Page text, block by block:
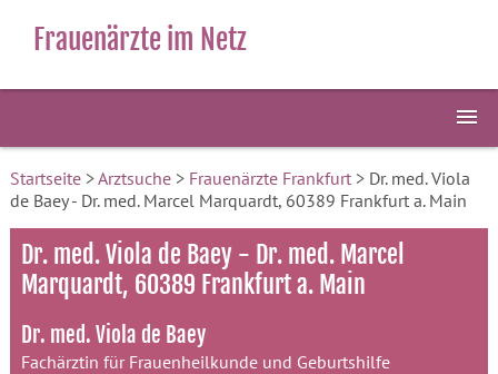
Frauenärzte im Netz
Startseite>Arztsuche> Frauenärzte Frankfurt> Dr. med. Viola
de Baey - Dr. med. Marcel Marquardt, 60389 Frankfurt a. Main
Dr. med. Viola de Baey - Dr. med. Marcel
Marquardt, 60389 Frankfurt a. Main
Dr. med. Viola de Baey
Fachärztin für Frauenheilkunde und Geburtshilfe